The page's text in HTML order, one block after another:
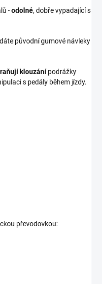
-odolné, dobře vypadající s
původní gumové návleky
klouzánípodrážky
s pedály během jízdy.
převodovkou: